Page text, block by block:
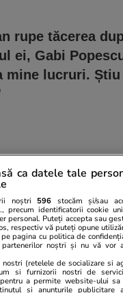
rupe tăcerea
ei, Gabi
mine lucruri.
ca datele tale
noștri 596 stocăm și/sau
precum identificatorii cookie
personal. Puteți accepta sau
respectiv vă puteți opune
pagina cu politica de
noștri și nu vă vor
(retelele de socializare si
si furnizorii nostri de
a permite website-ului sa
si anunturile